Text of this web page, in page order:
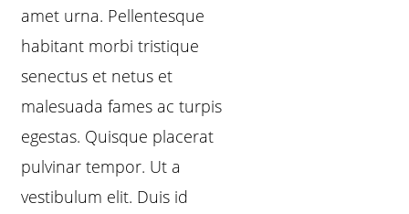
amet urna. Pellentesque
habitant morbi tristique
senectus et netus et
malesuada fames ac turpis
egestas. Quisque placerat
pulvinar tempor. Ut a
vestibulum elit. Duis id